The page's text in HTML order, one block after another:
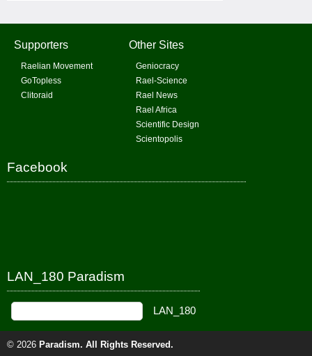
Supporters
Raelian Movement
GoTopless
Clitoraid
Other Sites
Geniocracy
Rael-Science
Rael News
Rael Africa
Scientific Design
Scientopolis
Facebook
LAN_180 Paradism
© 2026 Paradism. All Rights Reserved.